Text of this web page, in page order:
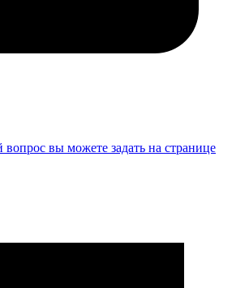
вопрос вы можете задать на странице